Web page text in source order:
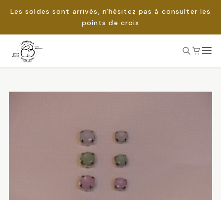
Les soldes sont arrivés, n'hésitez pas à consulter les
points de croix
Passer